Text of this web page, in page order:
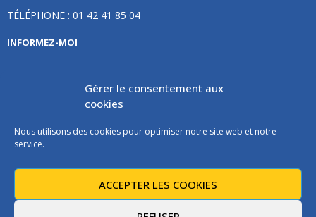
Gérer le consentement aux
cookies
Nous utilisons des cookies pour optimiser notre site web et notre
service.
ACCEPTER LES COOKIES
TÉLÉPHONE : 01 42 41 85 04
INFORMEZ-MOI
Inscrivez vous à notre newsletter et recevez une fois par
mois de nos nouvelles, aucun spam (on promet).
Les instructions pour vous désabonner sont incluses dans chaque